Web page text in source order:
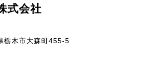
式会社
栃木市大森町455-5